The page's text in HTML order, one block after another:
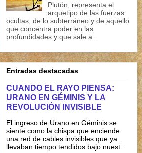
Plutón, representa el
arquetipo de las fuerzas
ocultas, de lo subterráneo y de aquello
que concentra poder en las
profundidades y que sale a...
Entradas destacadas
CUANDO EL RAYO PIENSA:
URANO EN GÉMINIS Y LA
REVOLUCIÓN INVISIBLE
El ingreso de Urano en Géminis se
siente como la chispa que enciende
una red de cables invisibles que ya
llevaban tiempo tendidos bajo nuest...